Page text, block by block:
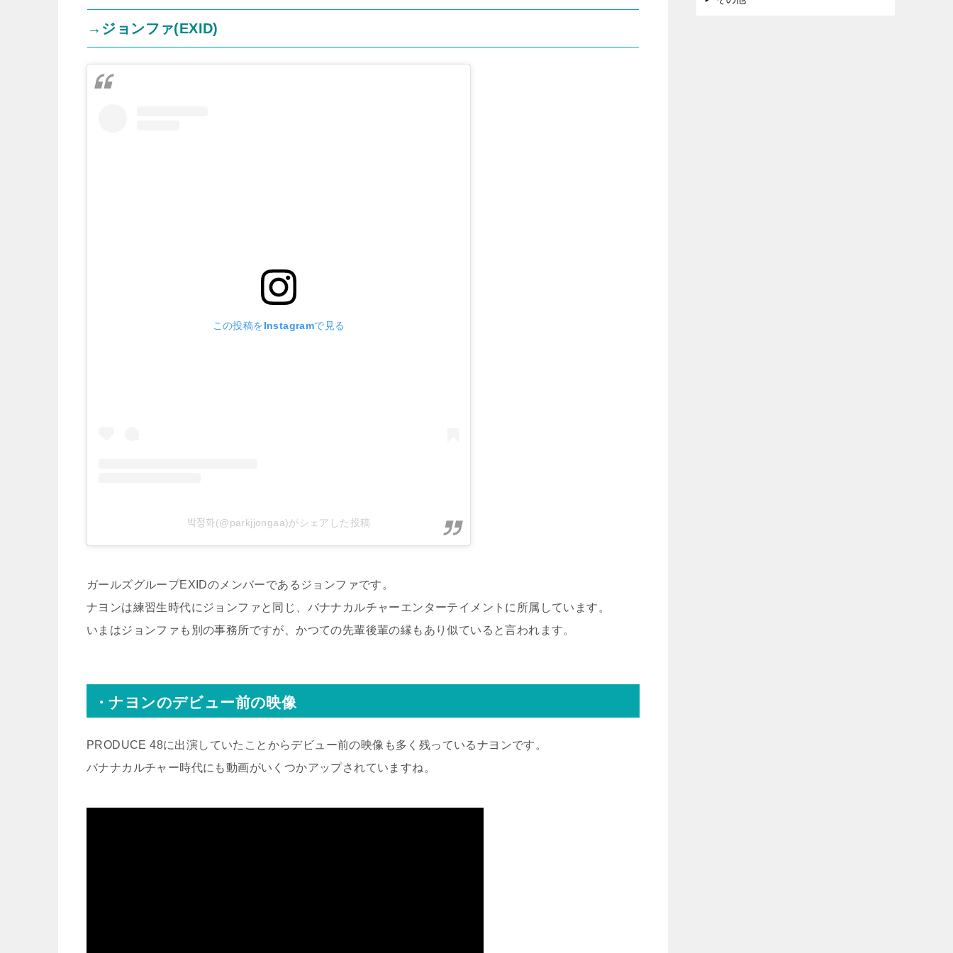
→ジョンファ(EXID)
この投稿をInstagramで見る
박정화(@parkjjongaa)がシェアした投稿
ガールズグループEXIDのメンバーであるジョンファです。
ナヨンは練習生時代にジョンファと同じ、バナナカルチャーエンターテイメントに所属しています。
いまはジョンファも別の事務所ですが、かつての先輩後輩の縁もあり似ていると言われます。
・ナヨンのデビュー前の映像
PRODUCE 48に出演していたことからデビュー前の映像も多く残っているナヨンです。
バナナカルチャー時代にも動画がいくつかアップされていますね。